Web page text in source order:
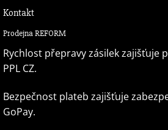
Kontakt
Prodejna REFORM
Rychlost přepravy zásilek zajišťuje
PPL CZ.
Bezpečnost plateb zajišťuje
GoPay.